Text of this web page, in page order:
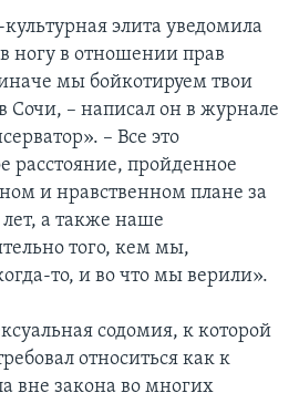
элита уведомила
ногу в отношении прав
мы бойкотируем твои
– написал он в журнале
– Все это
расстояние, пройденное
и нравственном плане за
а также наше
того, кем мы,
то, и во что мы верили».
содомия, к которой
относиться как к
вне закона во многих